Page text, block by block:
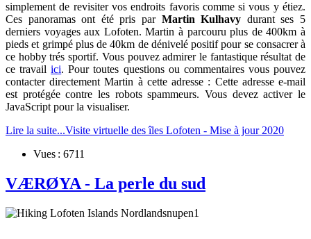
simplement de revisiter vos endroits favoris comme si vous y étiez.
Ces panoramas ont été pris par Martin Kulhavy durant ses 5
derniers voyages aux Lofoten. Martin à parcouru plus de 400km à
pieds et grimpé plus de 40km de dénivelé positif pour se consacrer à
ce hobby trés sportif. Vous pouvez admirer le fantastique résultat de
ce travailici. Pour toutes questions ou commentaires vous pouvez
contacter directement Martin à cette adresse : Cette adresse e-mail
est protégée contre les robots spammeurs. Vous devez activer le
JavaScript pour la visualiser.
Lire la suite...Visite virtuelle des îles Lofoten - Mise à jour 2020
Vues : 6711
VÆRØYA - La perle du sud